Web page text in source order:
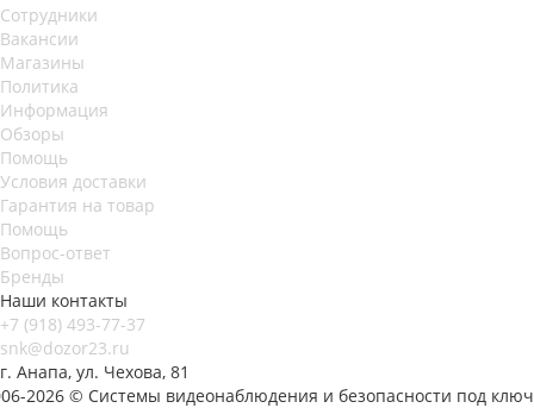
Сотрудники
Вакансии
Магазины
Политика
Информация
Обзоры
Помощь
Условия доставки
Гарантия на товар
Помощь
Вопрос-ответ
Бренды
Наши контакты
+7 (918) 493-77-37
snk@dozor23.ru
г. Анапа, ул. Чехова, 81
2026 © Системы видеонаблюдения и безопасности под ключ